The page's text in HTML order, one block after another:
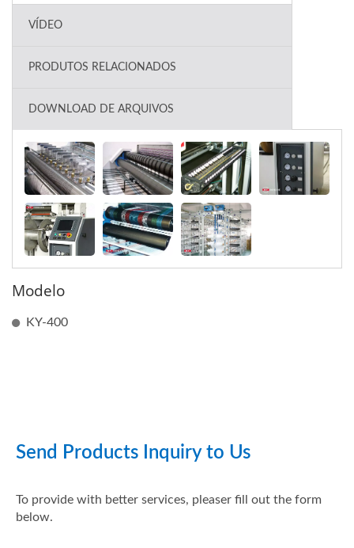
VÍDEO
PRODUTOS RELACIONADOS
DOWNLOAD DE ARQUIVOS
Modelo
KY-400